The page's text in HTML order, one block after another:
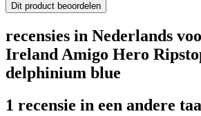
Dit product beoordelen
recensies in Nederlands
Ireland Amigo Hero
delphinium blue
1 recensie in een andere